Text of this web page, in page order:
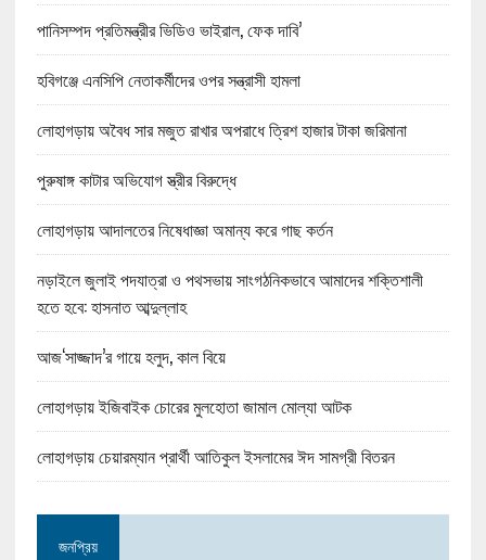
পানিসম্পদ প্রতিমন্ত্রীর ভিডিও ভাইরাল, ফেক দাবি’
হবিগঞ্জে এনসিপি নেতাকর্মীদের ওপর সন্ত্রাসী হামলা
লোহাগড়ায় অবৈধ সার মজুত রাখার অপরাধে ত্রিশ হাজার টাকা জরিমানা
পুরুষাঙ্গ কাটার অভিযোগ স্ত্রীর বিরুদ্ধে
লোহাগড়ায় আদালতের নিষেধাজ্ঞা অমান্য করে গাছ কর্তন
নড়াইলে জুলাই পদযাত্রা ও পথসভায় সাংগঠনিকভাবে আমাদের শক্তিশালী
হতে হবে: হাসনাত আব্দুল্লাহ
আজ‘সাজ্জাদ’র গায়ে হলুদ, কাল বিয়ে
লোহাগড়ায় ইজিবাইক চোরের মুলহোতা জামাল মোল্যা আটক
লোহাগড়ায় চেয়ারম্যান প্রার্থী আতিকুল ইসলামের ঈদ সামগ্রী বিতরন
জনপ্রিয়